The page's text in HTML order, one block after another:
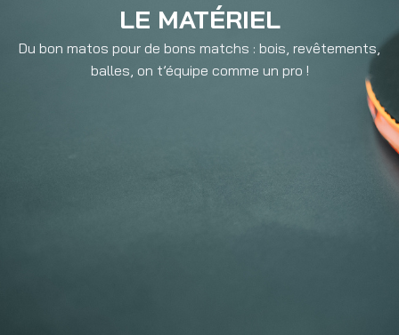
LE MATÉRIEL
Du bon matos pour de bons matchs : bois, revêtements,
balles, on t’équipe comme un pro !